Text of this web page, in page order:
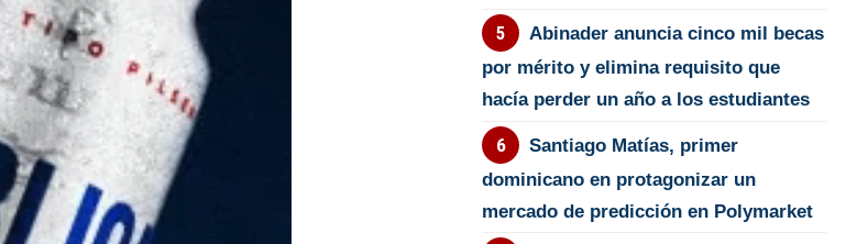
Abinader anuncia cinco mil becas
por mérito y elimina requisito que
hacía perder un año a los estudiantes
Santiago Matías, primer
dominicano en protagonizar un
mercado de predicción en Polymarket